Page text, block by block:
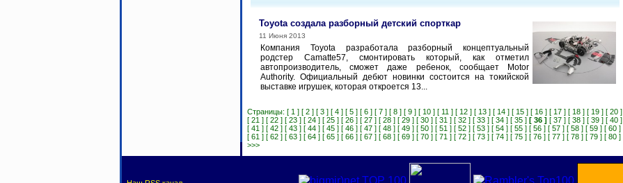
Toyota создала разборный детский спорткар
11 Июня 2013
Компания Toyota разработала разборный концептуальный
родстер Camatte57, смонтировать который, как отметил
автопроизводитель, сможет даже ребенок, сообщает Motor
Authority. Официальный дебют новинки состоится на токийской
выставке игрушек, которая откроется 13...
Страницы: [ 1 ] [ 2 ] [ 3 ] [ 4 ] [ 5 ] [ 6 ] [ 7 ] [ 8 ] [ 9 ] [ 10 ] [ 11 ] [ 12 ] [ 13 ] [ 14 ] [ 15 ] [ 16 ] [ 17 ] [ 18 ] [ 19 ] [ 20 ]
[ 21 ] [ 22 ] [ 23 ] [ 24 ] [ 25 ] [ 26 ] [ 27 ] [ 28 ] [ 29 ] [ 30 ] [ 31 ] [ 32 ] [ 33 ] [ 34 ] [ 35 ] [ 36 ] [ 37 ] [ 38 ] [ 39 ] [ 40 ]
[ 41 ] [ 42 ] [ 43 ] [ 44 ] [ 45 ] [ 46 ] [ 47 ] [ 48 ] [ 49 ] [ 50 ] [ 51 ] [ 52 ] [ 53 ] [ 54 ] [ 55 ] [ 56 ] [ 57 ] [ 58 ] [ 59 ] [ 60 ]
[ 61 ] [ 62 ] [ 63 ] [ 64 ] [ 65 ] [ 66 ] [ 67 ] [ 68 ] [ 69 ] [ 70 ] [ 71 ] [ 72 ] [ 73 ] [ 74 ] [ 75 ] [ 76 ] [ 77 ] [ 78 ] [ 79 ] [ 80 ]
>>>